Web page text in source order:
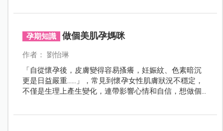
悉氣味後，一定會像卜派一樣愛上菠菜喔！
孕期知識 做個美肌孕媽咪
作者： 劉怡琳
「自從懷孕後，皮膚變得容易搔癢，妊娠紋、色素暗沉
更是日益嚴重……」，常見到懷孕女性肌膚狀況不穩定，
不僅是生理上產生變化，連帶影響心情和自信，想做個